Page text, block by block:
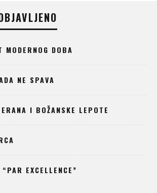
MODERNOG DOBA
NE SPAVA
I BOŽANSKE LEPOTE
EXCELLENCE”